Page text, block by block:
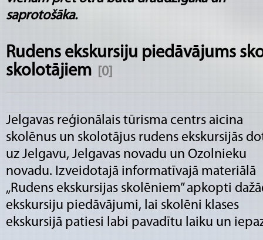
saprotošāka.
Rudens ekskursiju piedāvājums
skolotājiem
[0]
Jelgavas reģionālais tūrisma centrs aicina
skolēnus un skolotājus rudens ekskursijās
uz Jelgavu, Jelgavas novadu un Ozolnieku
novadu. Izveidotajā informatīvajā materiālā
„Rudens ekskursijas skolēniem” apkopti
ekskursiju piedāvājumi, lai skolēni klases
ekskursijā patiesi labi pavadītu laiku un